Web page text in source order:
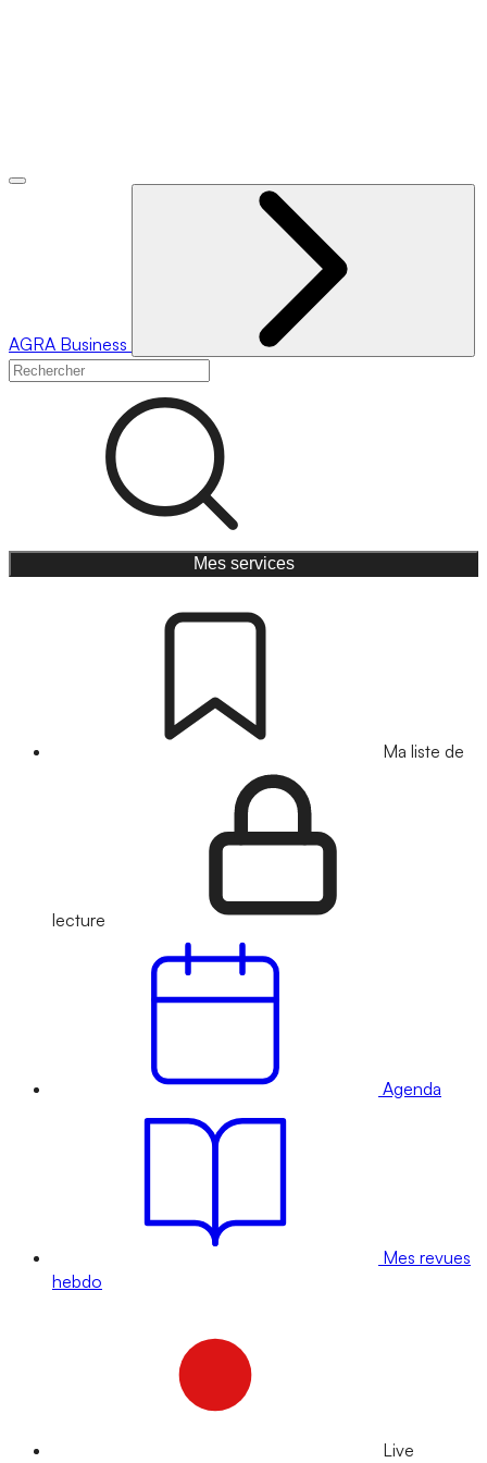
AGRA Business
Mes services
Ma liste de
lecture
Agenda
Mes revues
hebdo
Live